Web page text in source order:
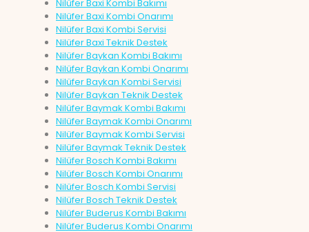
Nilüfer Baxi Kombi Bakımı
Nilüfer Baxi Kombi Onarımı
Nilüfer Baxi Kombi Servisi
Nilüfer Baxi Teknik Destek
Nilüfer Baykan Kombi Bakımı
Nilüfer Baykan Kombi Onarımı
Nilüfer Baykan Kombi Servisi
Nilüfer Baykan Teknik Destek
Nilüfer Baymak Kombi Bakımı
Nilüfer Baymak Kombi Onarımı
Nilüfer Baymak Kombi Servisi
Nilüfer Baymak Teknik Destek
Nilüfer Bosch Kombi Bakımı
Nilüfer Bosch Kombi Onarımı
Nilüfer Bosch Kombi Servisi
Nilüfer Bosch Teknik Destek
Nilüfer Buderus Kombi Bakımı
Nilüfer Buderus Kombi Onarımı